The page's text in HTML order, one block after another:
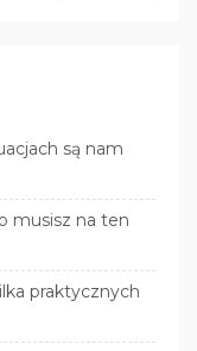
są nam
musisz na ten
praktycznych